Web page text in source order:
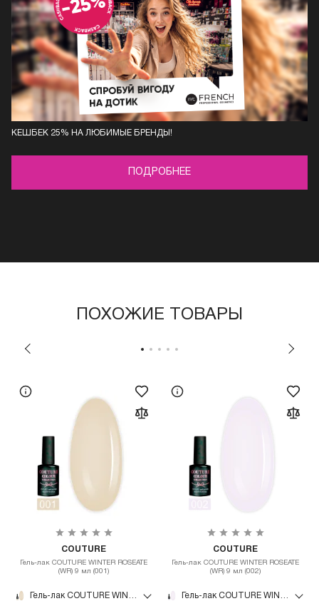
КЕШБЕК 25% НА ЛЮБИМЫЕ БРЕНДЫ!
ПОДРОБНЕЕ
ПОХОЖИЕ ТОВАРЫ
COUTURE
Гель-лак COUTURE WINTER ROSEATE
(WR) 9 мл (001)
COUTURE
Гель-лак COUTURE WINTER ROSEATE
(WR) 9 мл (002)